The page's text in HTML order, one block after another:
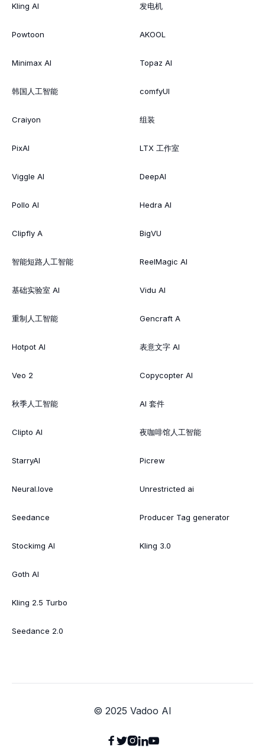
Kling AI
Powtoon
Minimax AI
韩国人工智能
Craiyon
PixAI
Viggle AI
Pollo AI
Clipfly A
智能短路人工智能
基础实验室 AI
重制人工智能
Hotpot AI
Veo 2
秋季人工智能
Clipto AI
StarryAI
Neural.love
Seedance
Stockimg AI
Goth AI
Kling 2.5 Turbo
Seedance 2.0
发电机
AKOOL
Topaz AI
comfyUI
组装
LTX 工作室
DeepAI
Hedra AI
BigVU
ReelMagic AI
Vidu AI
Gencraft A
表意文字 AI
Copycopter AI
AI 套件
夜咖啡馆人工智能
Picrew
Unrestricted ai
Producer Tag generator
Kling 3.0
© 2025 Vadoo AI
 